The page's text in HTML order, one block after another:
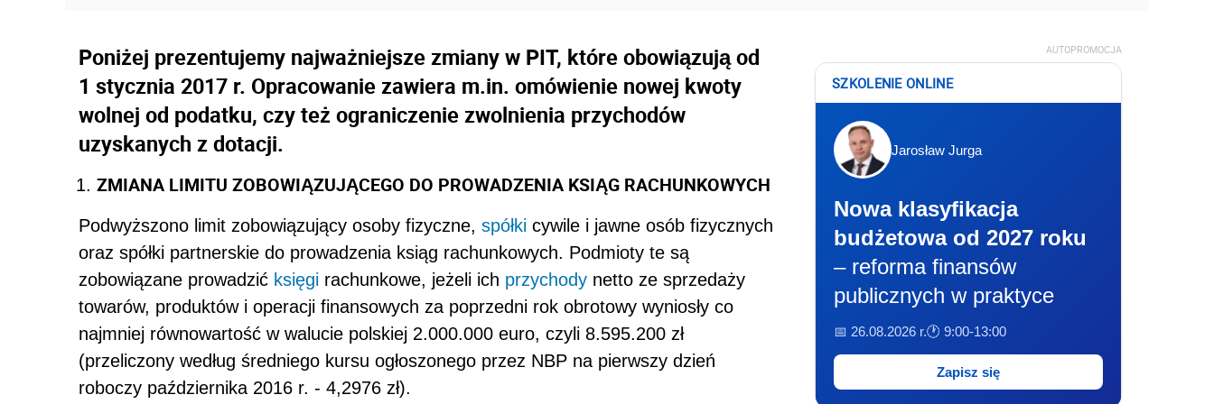
Poniżej prezentujemy najważniejsze zmiany w PIT, które obowiązują od
1 stycznia 2017 r. Opracowanie zawiera m.in. omówienie nowej kwoty
wolnej od podatku, czy też ograniczenie zwolnienia przychodów
uzyskanych z dotacji.
ZMIANA LIMITU ZOBOWIĄZUJĄCEGO DO PROWADZENIA KSIĄG RACHUNKOWYCH
Podwyższono limit zobowiązujący osoby fizyczne, spółki cywile i jawne osób fizycznych
oraz spółki partnerskie do prowadzenia ksiąg rachunkowych. Podmioty te są
zobowiązane prowadzić księgi rachunkowe, jeżeli ich przychody netto ze sprzedaży
towarów, produktów i operacji finansowych za poprzedni rok obrotowy wyniosły co
najmniej równowartość w walucie polskiej 2.000.000 euro, czyli 8.595.200 zł
(przeliczony według średniego kursu ogłoszonego przez NBP na pierwszy dzień
roboczy października 2016 r. - 4,2976 zł).
AUTOPROMOCJA
SZKOLENIE ONLINE
Jarosław Jurga
Nowa klasyfikacja
budżetowa od 2027 roku
– reforma finansów
publicznych w praktyce
📅 26.08.2026 r.🕐 9:00-13:00
Zapisz się